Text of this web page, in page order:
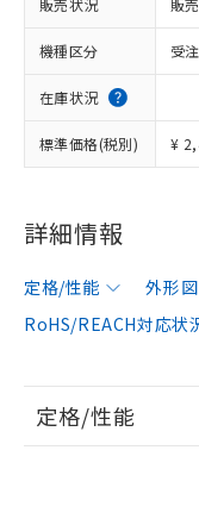
販売状況 販
機種区分 受
在庫状況
標準価格(税別) ¥
詳細情報
定格/性能 外形図
RoHS/REACH対応状
定格/性能